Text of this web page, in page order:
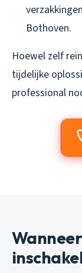
Bothoven.
Hoewel zelf
tijdelijke
professional